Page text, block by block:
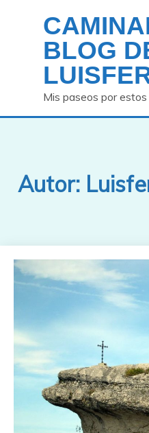
contenidoBLOG
Mis paseos por
Autor: